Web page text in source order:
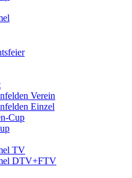
Verein
Einzel
Cup
TV
DTV+FTV